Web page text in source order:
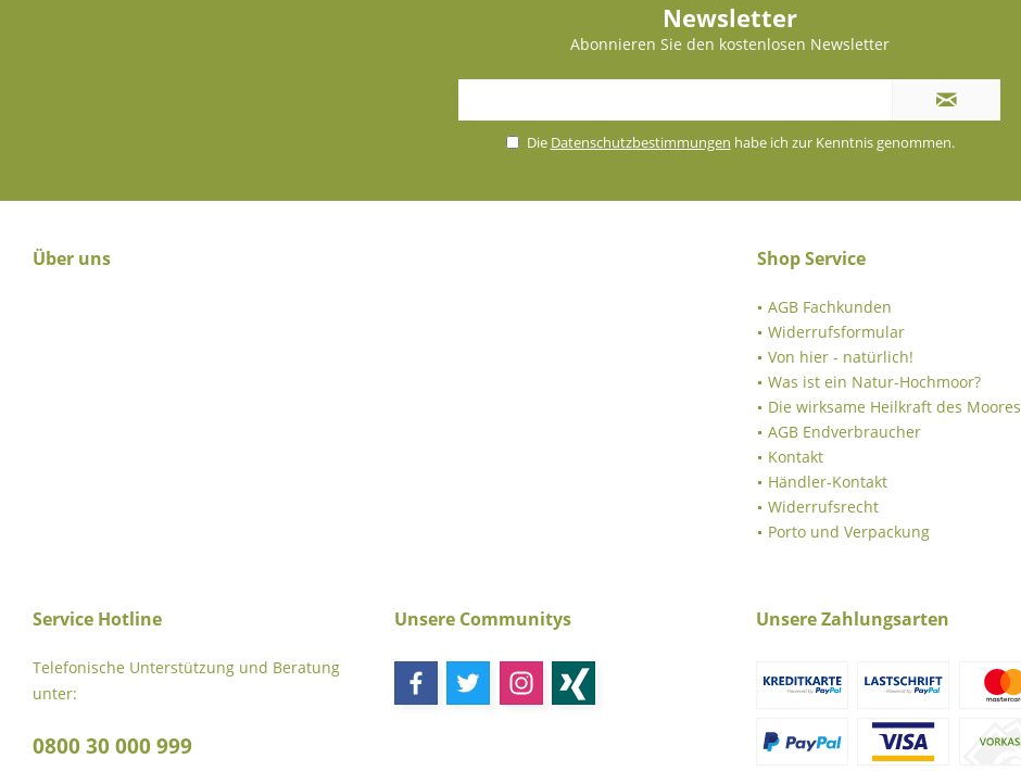
Newsletter
Abonnieren Sie den kostenlosen Newsletter
Die Datenschutzbestimmungen habe ich zur Kenntnis genommen.
Über uns Shop Service
AGB Fachkunden
Widerrufsformular
Von hier - natürlich!
Was ist ein Natur-Hochmoor?
Die wirksame Heilkraft des Moores
AGB Endverbraucher
Kontakt
Händler-Kontakt
Widerrufsrecht
Porto und Verpackung
Service Hotline
Telefonische Unterstützung und Beratung
unter:
0800 30 000 999
Unsere Communitys Unsere Zahlungsarten